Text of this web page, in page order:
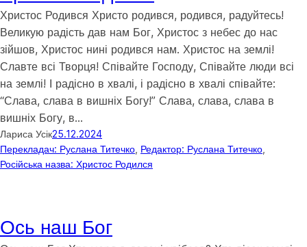
Христос Родився Христо родився, родився, радуйтесь!
Великую радість дав нам Бог, Христос з небес до нас
зійшов, Христос нині родився нам. Христос на землі!
Славте всі Творця! Співайте Господу, Співайте люди всі
на землі! І радісно в хвалі, і радісно в хвалі співайте:
“Слава, слава в вишніх Богу!” Слава, слава, слава в
вишніх Богу, в…
Лариса Усік25.12.2024
Перекладач: Руслана Титечко Редактор: Руслана Титечко
Російська назва: Христос Родился
Ось наш Бог